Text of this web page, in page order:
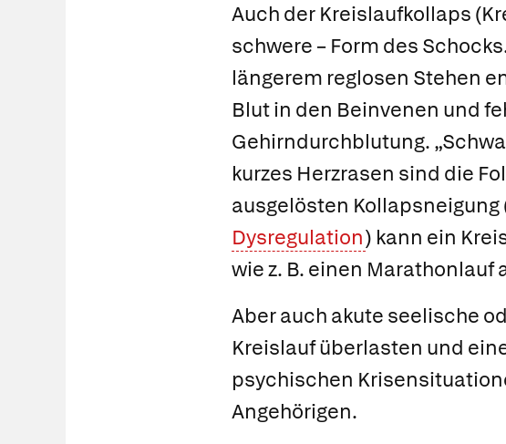
Auch der Kreislaufkollaps
schwere – Form des
längerem reglosen Stehen
Blut in den Beinvenen und
Gehirndurchblutung.
kurzes Herzrasen sind die
ausgelösten
Dysregulation) kann ein
wie z. B. einen Marathonlauf
Aber auch akute seelische
Kreislauf überlasten und
psychischen
Angehörigen.